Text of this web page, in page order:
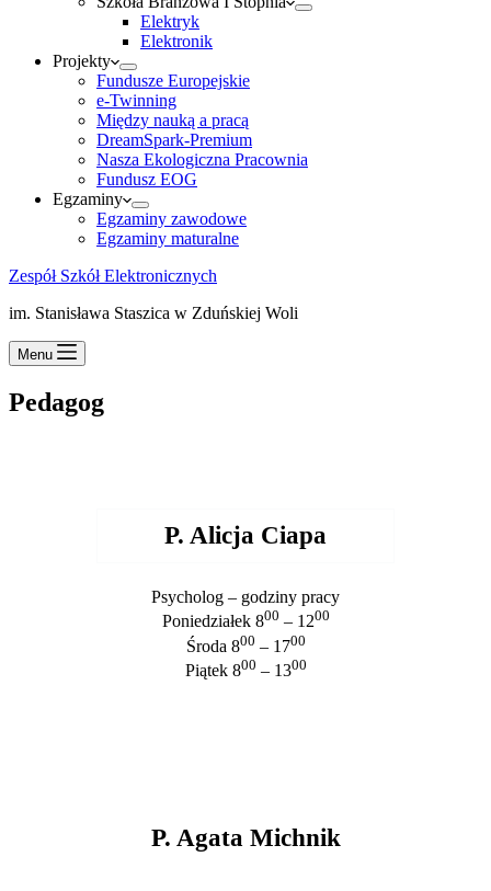
Elektryk
Elektronik
Projekty
Fundusze Europejskie
e-Twinning
Między nauką a pracą
DreamSpark-Premium
Nasza Ekologiczna Pracownia
Fundusz EOG
Egzaminy
Egzaminy zawodowe
Egzaminy maturalne
Zespół Szkół Elektronicznych
im. Stanisława Staszica w Zduńskiej Woli
Menu
Pedagog
P. Alicja Ciapa
Psycholog – godziny pracy
Poniedziałek 800 – 1200
Środa 800 – 1700
Piątek 800 – 1300
P. Agata Michnik